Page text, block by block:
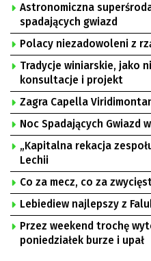
Astronomiczna
spadających gwiazd
Polacy niezadowoleni z
Tradycje winiarskie, jako
konsultacje i projekt
Zagra Capella
Noc Spadających Gwiazd
„Kapitalna rekacja
Lechii
Co za mecz, co za
Lebiediew najlepszy z
Przez weekend trochę
poniedziałek burze i upał